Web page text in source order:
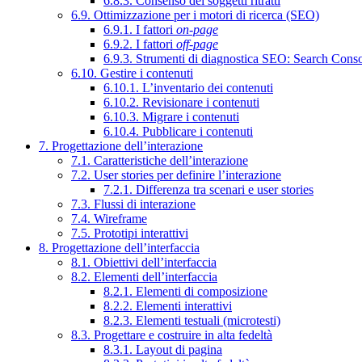
6.9. Ottimizzazione per i motori di ricerca (SEO)
6.9.1. I fattori on-page
6.9.2. I fattori off-page
6.9.3. Strumenti di diagnostica SEO: Search
6.10. Gestire i contenuti
6.10.1. L’inventario dei contenuti
6.10.2. Revisionare i contenuti
6.10.3. Migrare i contenuti
6.10.4. Pubblicare i contenuti
7. Progettazione dell’interazione
7.1. Caratteristiche dell’interazione
7.2. User stories per definire l’interazione
7.2.1. Differenza tra scenari e user stories
7.3. Flussi di interazione
7.4. Wireframe
7.5. Prototipi interattivi
8. Progettazione dell’interfaccia
8.1. Obiettivi dell’interfaccia
8.2. Elementi dell’interfaccia
8.2.1. Elementi di composizione
8.2.2. Elementi interattivi
8.2.3. Elementi testuali (microtesti)
8.3. Progettare e costruire in alta fedeltà
8.3.1. Layout di pagina